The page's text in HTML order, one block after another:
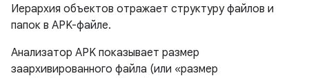
Иерархия объектов отражает структуру файлов и
папок в APK-файле.
Анализатор APK показывает размер
заархивированного файла (или «размер